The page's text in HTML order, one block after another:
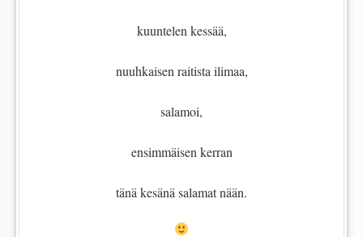
kuuntelen kessää,
nuuhkaisen raitista ilimaa,
salamoi,
ensimmäisen kerran
tänä kesänä salamat nään.